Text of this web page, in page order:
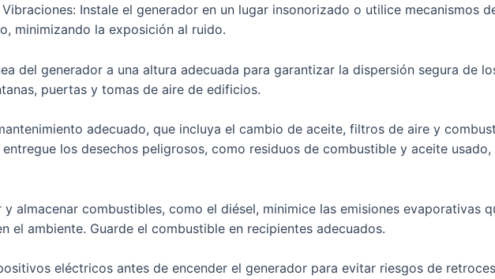
Instale el generador en un lugar insonorizado o utilice mecanismos
minimizando la exposición al ruido.
del generador a una altura adecuada para garantizar la dispersión segura de
puertas y tomas de aire de edificios.
adecuado, que incluya el cambio de aceite, filtros de aire y
los desechos peligrosos, como residuos de combustible y aceite
almacenar combustibles, como el diésel, minimice las emisiones evaporativas
el ambiente. Guarde el combustible en recipientes adecuados.
eléctricos antes de encender el generador para evitar riesgos de